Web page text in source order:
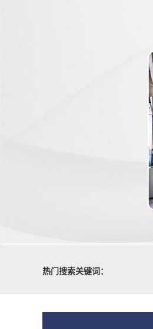
热门搜索关键词：